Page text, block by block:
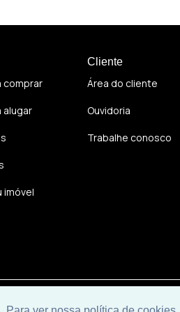
comprar
alugar
imóvel
Cliente
Área do cliente
Ouvidoria
Trabalhe conosco